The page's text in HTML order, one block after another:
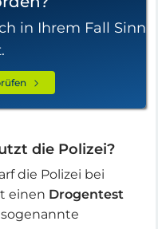
in Ihrem Fall Sinn
die Polizei?
die Polizei bei
einen Drogentest